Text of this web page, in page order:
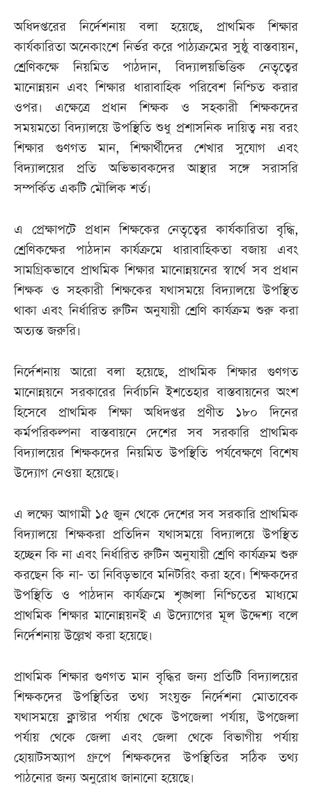
অধিদপ্তরের নির্দেশনায় বলা হয়েছে, প্রাথমিক শিক্ষার
কার্যকারিতা অনেকাংশে নির্ভর করে পাঠ্যক্রমের সুষ্ঠু বাস্তবায়ন,
শ্রেণিকক্ষে নিয়মিত পাঠদান, বিদ্যালয়ভিত্তিক নেতৃত্বের
মানোন্নয়ন এবং শিক্ষার ধারাবাহিক পরিবেশ নিশ্চিত করার
ওপর। এক্ষেত্রে প্রধান শিক্ষক ও সহকারী শিক্ষকদের
সময়মতো বিদ্যালয়ে উপস্থিতি শুধু প্রশাসনিক দায়িত্ব নয় বরং
শিক্ষার গুণগত মান, শিক্ষার্থীদের শেখার সুযোগ এবং
বিদ্যালয়ের প্রতি অভিভাবকদের আস্থার সঙ্গে সরাসরি
সম্পর্কিত একটি মৌলিক শর্ত।
এ প্রেক্ষাপটে প্রধান শিক্ষকের নেতৃত্বের কার্যকারিতা বৃদ্ধি,
শ্রেণিকক্ষের পাঠদান কার্যক্রমে ধারাবাহিকতা বজায় এবং
সামগ্রিকভাবে প্রাথমিক শিক্ষার মানোন্নয়নের স্বার্থে সব প্রধান
শিক্ষক ও সহকারী শিক্ষকের যথাসময়ে বিদ্যালয়ে উপস্থিত
থাকা এবং নির্ধারিত রুটিন অনুযায়ী শ্রেণি কার্যক্রম শুরু করা
অত্যন্ত জরুরি।
নির্দেশনায় আরো বলা হয়েছে, প্রাথমিক শিক্ষার গুণগত
মানোন্নয়নে সরকারের নির্বাচনি ইশতেহার বাস্তবায়নের অংশ
হিসেবে প্রাথমিক শিক্ষা অধিদপ্তর প্রণীত ১৮০ দিনের
কর্মপরিকল্পনা বাস্তবায়নে দেশের সব সরকারি প্রাথমিক
বিদ্যালয়ের শিক্ষকদের নিয়মিত উপস্থিতি পর্যবেক্ষণে বিশেষ
উদ্যোগ নেওয়া হয়েছে।
এ লক্ষ্যে আগামী ১৫ জুন থেকে দেশের সব সরকারি প্রাথমিক
বিদ্যালয়ে শিক্ষকরা প্রতিদিন যথাসময়ে বিদ্যালয়ে উপস্থিত
হচ্ছেন কি না এবং নির্ধারিত রুটিন অনুযায়ী শ্রেণি কার্যক্রম শুরু
করছেন কি না- তা নিবিড়ভাবে মনিটরিং করা হবে। শিক্ষকদের
উপস্থিতি ও পাঠদান কার্যক্রমে শৃঙ্খলা নিশ্চিতের মাধ্যমে
প্রাথমিক শিক্ষার মানোন্নয়নই এ উদ্যোগের মূল উদ্দেশ্য বলে
নির্দেশনায় উল্লেখ করা হয়েছে।
প্রাথমিক শিক্ষার গুণগত মান বৃদ্ধির জন্য প্রতিটি বিদ্যালয়ের
শিক্ষকদের উপস্থিতির তথ্য সংযুক্ত নির্দেশনা মোতাবেক
যথাসময়ে ক্লাস্টার পর্যায় থেকে উপজেলা পর্যায়, উপজেলা
পর্যায় থেকে জেলা এবং জেলা থেকে বিভাগীয় পর্যায়
হোয়াটসঅ্যাপ গ্রুপে শিক্ষকদের উপস্থিতির সঠিক তথ্য
পাঠনোর জন্য অনুরোধ জানানো হয়েছে।